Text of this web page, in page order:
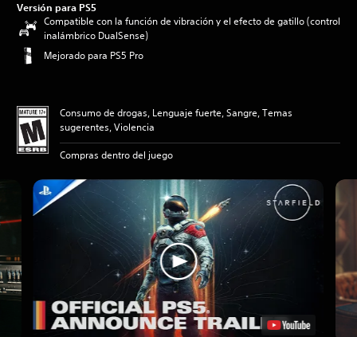
Versión para PS5
Compatible con la función de vibración y el efecto de gatillo (control
inalámbrico DualSense)
Mejorado para PS5 Pro
Consumo de drogas, Lenguaje fuerte, Sangre, Temas
sugerentes, Violencia
Compras dentro del juego